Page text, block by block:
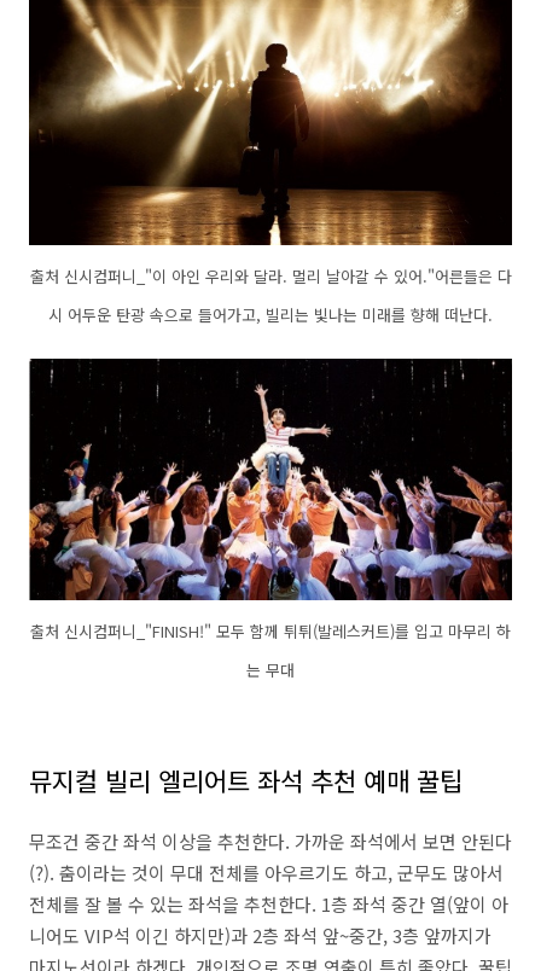
출처 신시컴퍼니_"이 아인 우리와 달라. 멀리 날아갈 수 있어."어른들은 다
시 어두운 탄광 속으로 들어가고, 빌리는 빛나는 미래를 향해 떠난다.
출처 신시컴퍼니_"FINISH!" 모두 함께 튀튀(발레스커트)를 입고 마무리 하
는 무대
뮤지컬 빌리 엘리어트 좌석 추천 예매 꿀팁
무조건 중간 좌석 이상을 추천한다. 가까운 좌석에서 보면 안된다
(?). 춤이라는 것이 무대 전체를 아우르기도 하고, 군무도 많아서
전체를 잘 볼 수 있는 좌석을 추천한다. 1층 좌석 중간 열(앞이 아
니어도 VIP석 이긴 하지만)과 2층 좌석 앞~중간, 3층 앞까지가